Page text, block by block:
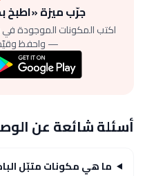
جرّب ميزة «اطبخ
اكتب المكونات الموجودة
— واحفظ
أسئلة شائعة عن
ما هي مكونات متبّل